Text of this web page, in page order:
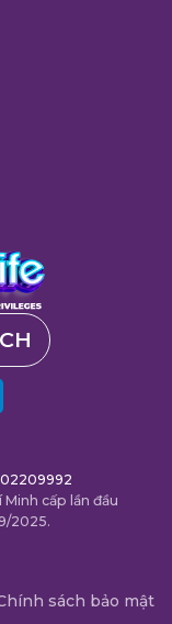
cấp lần đầu
2025.
sách bảo mật